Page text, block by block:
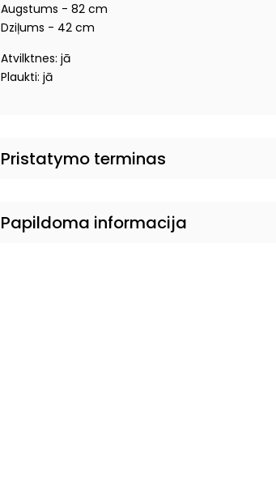
Augstums - 82 cm
Dziļums - 42 cm
Atvilktnes: jā
Plaukti: jā
Pristatymo terminas
Papildoma informacija